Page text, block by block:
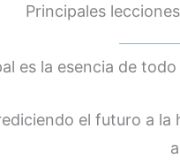
Principales
es la esencia de todo
el futuro a